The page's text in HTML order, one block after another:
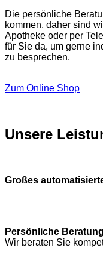
Die persönliche
kommen, daher sind
Apotheke oder per
für Sie da, um gerne
zu besprechen.
Zum Online Shop
Unsere
Großes
Persönliche Beratung
Wir beraten Sie